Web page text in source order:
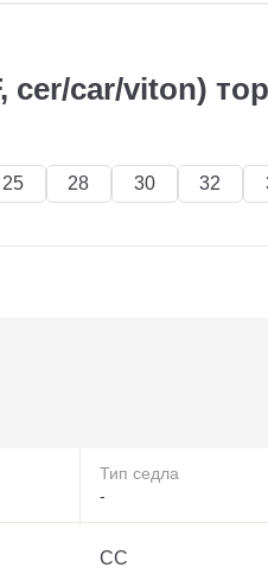
cer/car/viton)
25 28 30 32
Тип седла
-
СС